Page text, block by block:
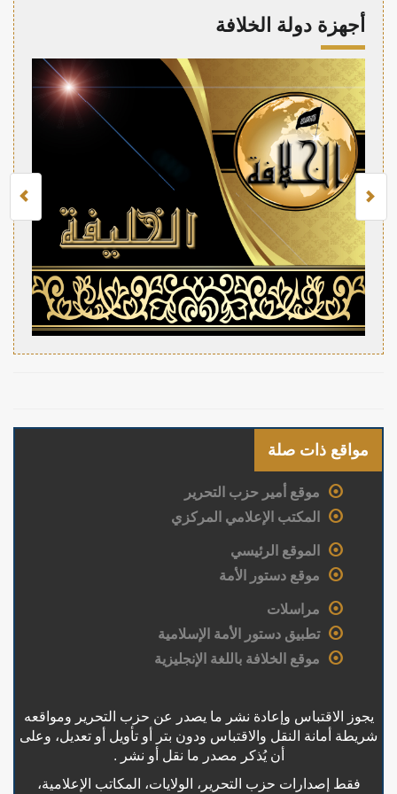
أجهزة دولة الخلافة
مواقع ذات صلة
موقع أمير حزب التحرير
المكتب الإعلامي المركزي
الموقع الرئيسي
موقع دستور الأمة
مراسلات
تطبيق دستور الأمة الإسلامية
موقع الخلافة باللغة الإنجليزية
يجوز الاقتباس وإعادة نشر ما يصدر عن حزب التحرير ومواقعه
شريطة أمانة النقل والاقتباس ودون بتر أو تأويل أو تعديل، وعلى
أن يُذكر مصدر ما نقل أو نشر .
فقط إصدارات حزب التحرير، الولايات، المكاتب الإعلامية،